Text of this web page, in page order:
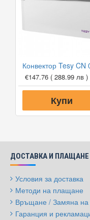
€147.76 ( 288.99 лв )
Купи
ДОСТАВКА И ПЛАЩАНЕ
Условия за доставка
Методи на плащане
Връщане / Замяна на
Гаранция и